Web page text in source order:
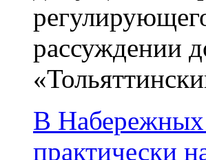
рассуждении
В Набережных
практически